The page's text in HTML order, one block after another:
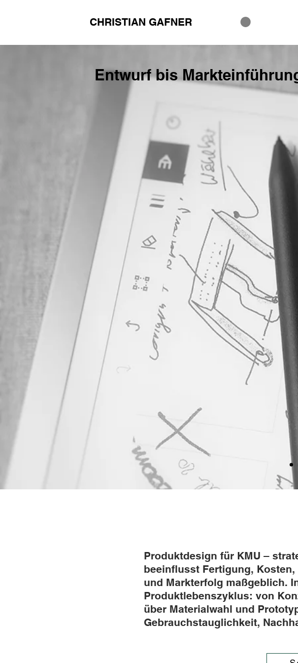
CHRISTIAN GAFNER
Entwurf bis
Produktdesign für KMU –
beeinflusst Fertigung,
und Markterfolg maßgeblich.
Produktlebenszyklus: von
über Materialwahl und
Gebrauchstauglichkeit,